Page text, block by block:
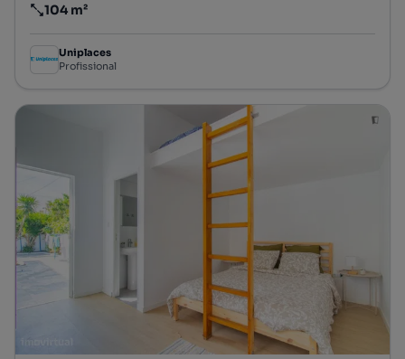
Preço por metro quadrado
104 m²
Uniplaces
Profissional